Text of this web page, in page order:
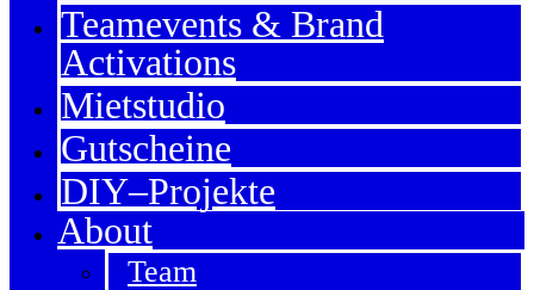
Teamevents & Brand
Activations
Mietstudio
Gutscheine
DIY–Projekte
About
Team